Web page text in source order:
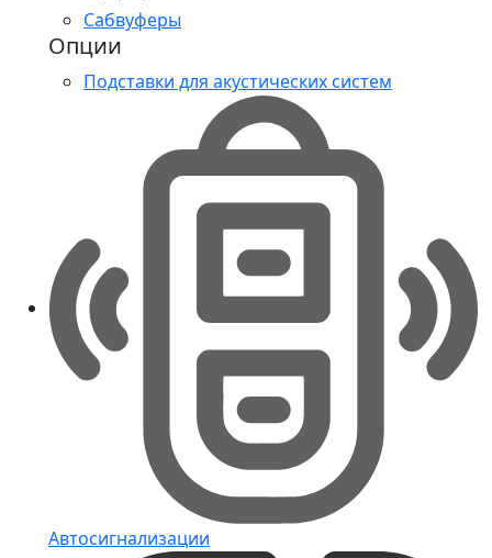
Сабвуферы
Опции
Подставки для акустических систем
Автосигнализации